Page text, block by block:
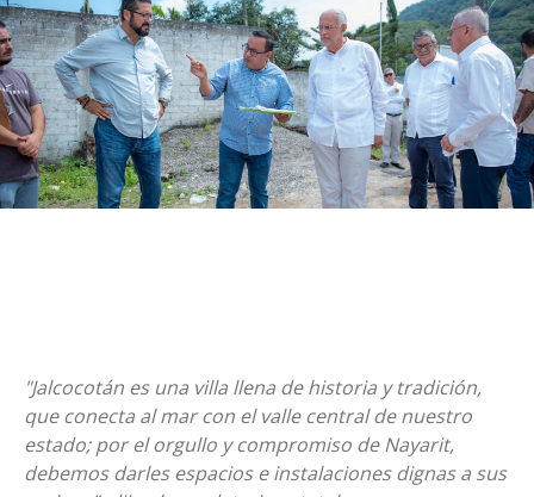
"Jalcocotán es una villa llena de historia y tradición,
que conecta al mar con el valle central de nuestro
estado; por el orgullo y compromiso de Nayarit,
debemos darles espacios e instalaciones dignas a sus